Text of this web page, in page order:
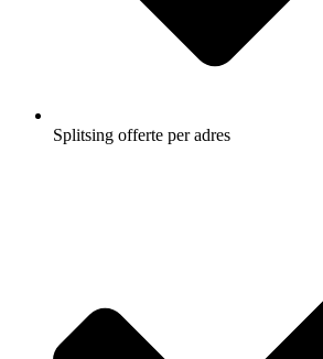
Splitsing offerte per adres